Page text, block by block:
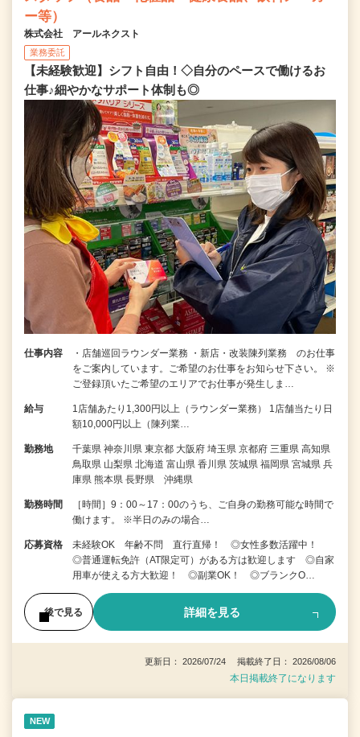
ー等）
株式会社 アールネクスト
業務委託
【未経験歓迎】シフト自由！◇自分のペースで働けるお
仕事♪細やかなサポート体制も◎
仕事内容
・店舗巡回ラウンダー業務 ・新店・改装陳列業務 のお仕事
をご案内しています。ご希望のお仕事をお知らせ下さい。 ※
ご登録頂いたご希望のエリアでお仕事が発生しま…
給与
1店舗あたり1,300円以上（ラウンダー業務） 1店舗当たり日
額10,000円以上（陳列業…
勤務地
千葉県 神奈川県 東京都 大阪府 埼玉県 京都府 三重県 高知県
鳥取県 山梨県 北海道 富山県 香川県 茨城県 福岡県 宮城県 兵
庫県 熊本県 長野県 沖縄県
勤務時間
［時間］9：00～17：00のうち、ご自身の勤務可能な時間で
働けます。 ※半日のみの場合…
応募資格
未経験OK 年齢不問 直行直帰！ ◎女性多数活躍中！
◎普通運転免許（AT限定可）がある方は歓迎します ◎自家
用車が使える方大歓迎！ ◎副業OK！ ◎ブランクO…
後で見る 詳細を見る
更新日： 2026/07/24 掲載終了日： 2026/08/06
本日掲載終了になります
NEW